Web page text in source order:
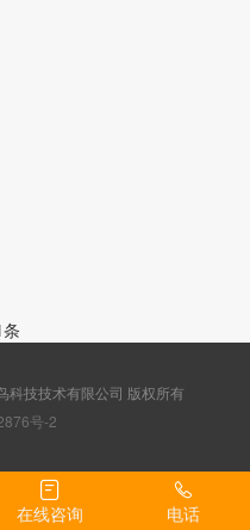
条
技技术有限公司 版权所有
号-2
在线咨询 电话